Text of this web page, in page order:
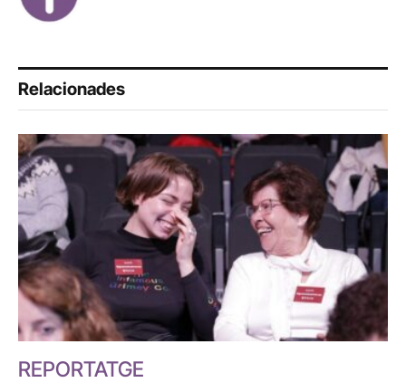
Relacionades
REPORTATGE